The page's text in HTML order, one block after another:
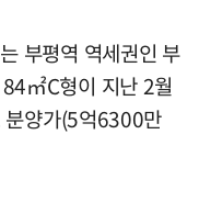
부평역 역세권인 부
㎡C형이 지난 2월
양가(5억6300만